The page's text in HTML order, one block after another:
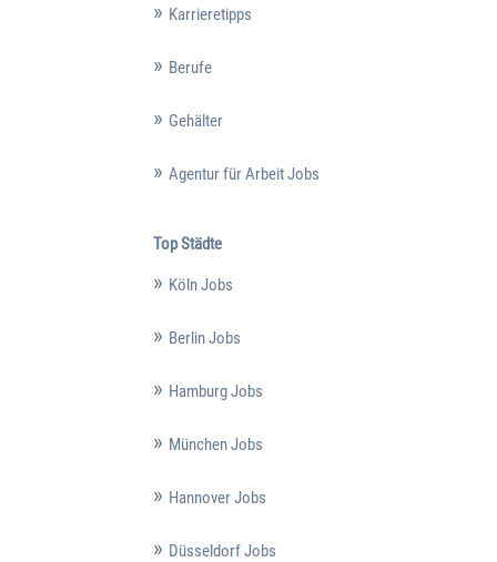
Karrieretipps
Berufe
Gehälter
Agentur für Arbeit Jobs
Top Städte
Köln Jobs
Berlin Jobs
Hamburg Jobs
München Jobs
Hannover Jobs
Düsseldorf Jobs